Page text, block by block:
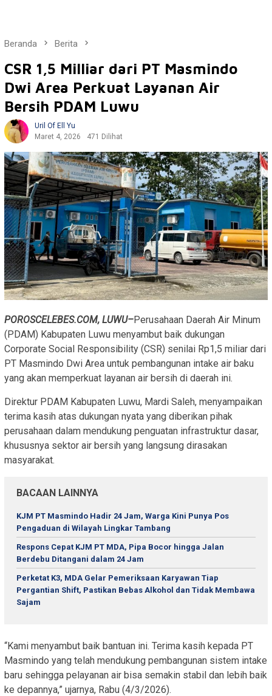
Beranda Berita
CSR 1,5 Milliar dari PT Masmindo
Dwi Area Perkuat Layanan Air
Bersih PDAM Luwu
Uril Of Ell Yu
Maret 4, 2026
471 Dilihat
POROSCELEBES.COM, LUWU–Perusahaan Daerah Air Minum
(PDAM) Kabupaten Luwu menyambut baik dukungan
Corporate Social Responsibility (CSR) senilai Rp1,5 miliar dari
PT Masmindo Dwi Area untuk pembangunan intake air baku
yang akan memperkuat layanan air bersih di daerah ini.
Direktur PDAM Kabupaten Luwu, Mardi Saleh, menyampaikan
terima kasih atas dukungan nyata yang diberikan pihak
perusahaan dalam mendukung penguatan infrastruktur dasar,
khususnya sektor air bersih yang langsung dirasakan
masyarakat.
BACAAN LAINNYA
KJM PT Masmindo Hadir 24 Jam, Warga Kini Punya Pos
Pengaduan di Wilayah Lingkar Tambang
Respons Cepat KJM PT MDA, Pipa Bocor hingga Jalan
Berdebu Ditangani dalam 24 Jam
Perketat K3, MDA Gelar Pemeriksaan Karyawan Tiap
Pergantian Shift, Pastikan Bebas Alkohol dan Tidak Membawa
Sajam
“Kami menyambut baik bantuan ini. Terima kasih kepada PT
Masmindo yang telah mendukung pembangunan sistem intake
baru sehingga pelayanan air bisa semakin stabil dan lebih baik
ke depannya,” ujarnya, Rabu (4/3/2026).